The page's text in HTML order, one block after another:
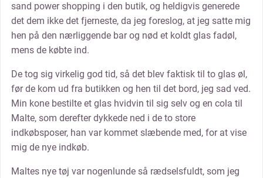
sand power shopping i den butik, og heldigvis generede
det dem ikke det fjerneste, da jeg foreslog, at jeg satte mig
hen på den nærliggende bar og nød et koldt glas fadøl,
mens de købte ind.
De tog sig virkelig god tid, så det blev faktisk til to glas øl,
før de kom ud fra butikken og hen til det bord, jeg sad ved.
Min kone bestilte et glas hvidvin til sig selv og en cola til
Malte, som derefter dykkede ned i de to store
indkøbsposer, han var kommet slæbende med, for at vise
mig de nye indkøb.
Maltes nye tøj var nogenlunde så rædselsfuldt, som jeg